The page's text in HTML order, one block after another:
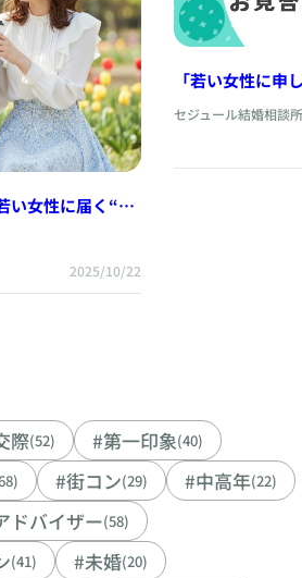
い女性に届く“仲
2025/10/22
「若い女性に申
セジュール結婚相談所
際(52) #第一印象(40)
#街コン(29) #中高年(22)
ドバイザー(58)
(41) #未婚(20)